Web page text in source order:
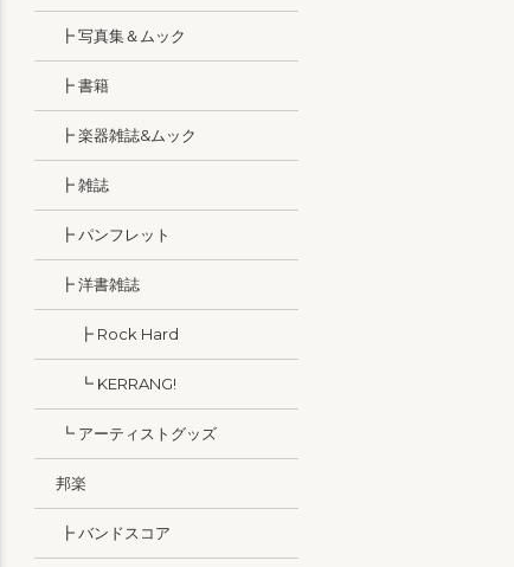
┣ 写真集＆ムック
┣ 書籍
┣ 楽器雑誌&ムック
┣ 雑誌
┣ パンフレット
┣ 洋書雑誌
┣ Rock Hard
┗ KERRANG!
┗ アーティストグッズ
邦楽
┣ バンドスコア